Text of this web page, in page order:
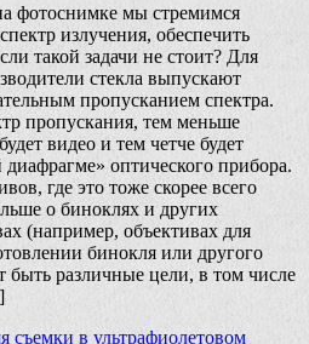
фотоснимке мы стремимся
излучения, обеспечить
такой задачи не стоит? Для
стекла выпускают
пропусканием спектра.
пропускания, тем меньше
будет видео и тем четче будет
оптического прибора.
где это тоже скорее всего
о биноклях и других
(например, объективах для
бинокля или другого
быть различные цели, в том числе
в ультрафиолетовом